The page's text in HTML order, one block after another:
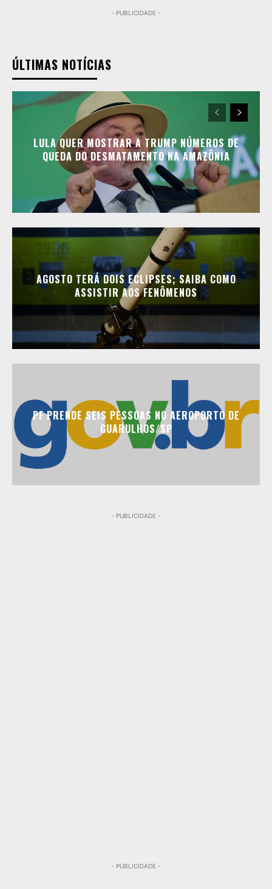
- PUBLICIDADE -
ÚLTIMAS NOTÍCIAS
LULA QUER MOSTRAR A TRUMP NÚMEROS DE
QUEDA DO DESMATAMENTO NA AMAZÔNIA
AGOSTO TERÁ DOIS ECLIPSES; SAIBA COMO
ASSISTIR AOS FENÔMENOS
PF PRENDE SEIS PESSOAS NO AEROPORTO DE
GUARULHOS/SP
- PUBLICIDADE -
- PUBLICIDADE -